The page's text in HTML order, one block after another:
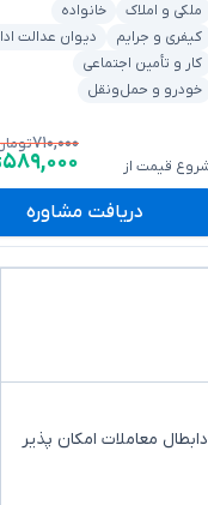
ملکی و املاک
خانواده
کیفری و جرایم
دیوان عدالت
کار و تأمین اجتماعی
خودرو و حمل‌ونقل
قیمت از
۷۱۰,۰۰۰
۵۸۹,۰۰۰
دریافت مشاوره
معاملات امکان پذیر